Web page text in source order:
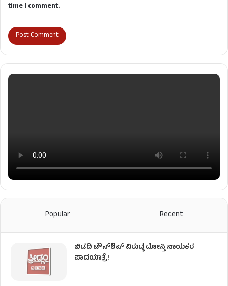
time I comment.
Popular Recent
ಬಿಡದಿ ಟೌನ್‌ಶಿಪ್‌ ವಿರುದ್ಧ ದೋಸ್ತಿ ನಾಯಕರ
ಪಾದಯಾತ್ರೆ!